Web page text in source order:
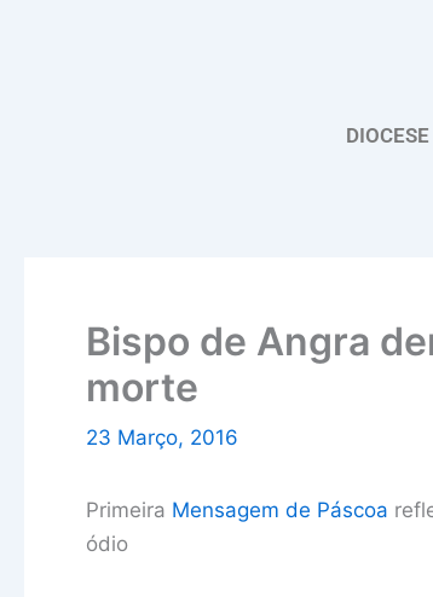
DIOCESE
Bispo de Angra
morte
23 Março, 2016
Primeira Mensagem de Páscoa
ódio